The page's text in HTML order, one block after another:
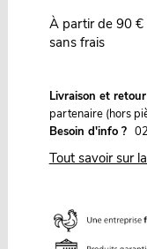
À partir de 90 €
sans frais
Livraison et
partenaire (hors
Besoin d'info ?
Tout savoir sur